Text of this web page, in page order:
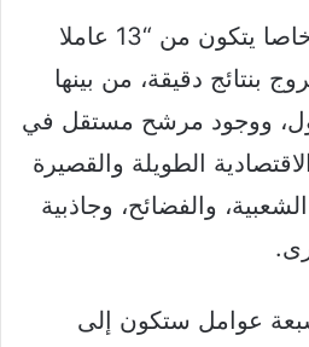
وطوّر ليختمان نظاما خاصا يتكون من “13 عاملا
بنتائج دقيقة، من بينها
ووجود مرشح مستقل في
الطويلة والقصيرة
والفضائح، وجاذبية
عوامل ستكون إلى